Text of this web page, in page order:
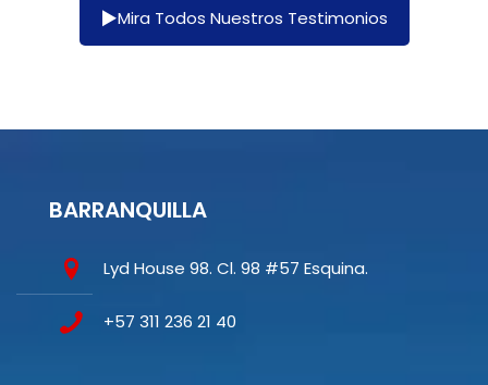
Mira Todos Nuestros Testimonios
BARRANQUILLA
Lyd House 98. Cl. 98 #57 Esquina.
+57 311 236 21 40